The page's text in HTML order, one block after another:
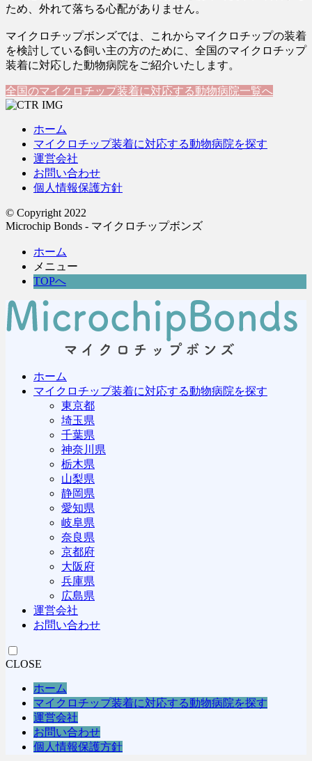
ため、外れて落ちる心配がありません。
マイクロチップボンズでは、これからマイクロチップの装着
を検討している飼い主の方のために、全国のマイクロチップ
装着に対応した動物病院をご紹介いたします。
全国のマイクロチップ装着に対応する動物病院一覧へ
ホーム
マイクロチップ装着に対応する動物病院を探す
運営会社
お問い合わせ
個人情報保護方針
© Copyright 2022
Microchip Bonds - マイクロチップボンズ
ホーム
メニュー
TOPへ
ホーム
マイクロチップ装着に対応する動物病院を探す
東京都
埼玉県
千葉県
神奈川県
栃木県
山梨県
静岡県
愛知県
岐阜県
奈良県
京都府
大阪府
兵庫県
広島県
運営会社
お問い合わせ
CLOSE
ホーム
マイクロチップ装着に対応する動物病院を探す
運営会社
お問い合わせ
個人情報保護方針